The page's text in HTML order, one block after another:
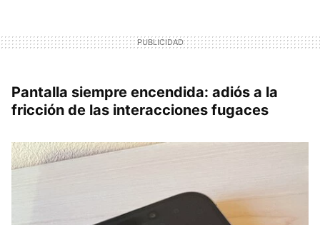
Pantalla siempre encendida: adiós a la
fricción de las interacciones fugaces